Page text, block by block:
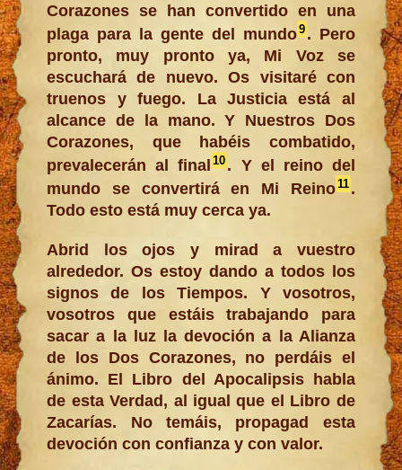
Corazones se han convertido en una
plaga para la gente del mundo9. Pero
pronto, muy pronto ya, Mi Voz se
escuchará de nuevo. Os visitaré con
truenos y fuego. La Justicia está al
alcance de la mano. Y Nuestros Dos
Corazones, que habéis combatido,
prevalecerán al final10 . Y el reino del
mundo se convertirá en Mi Reino11.
Todo esto está muy cerca ya.
Abrid los ojos y mirad a vuestro
alrededor. Os estoy dando a todos los
signos de los Tiempos. Y vosotros,
vosotros que estáis trabajando para
sacar a la luz la devoción a la Alianza
de los Dos Corazones, no perdáis el
ánimo. El Libro del Apocalipsis habla
de esta Verdad, al igual que el Libro de
Zacarías. No temáis, propagad esta
devoción con confianza y con valor.